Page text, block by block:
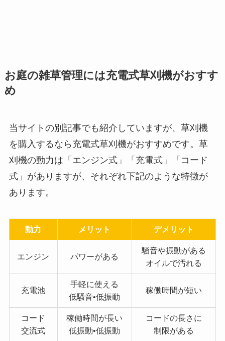
お庭の雑草管理には充電式草刈機がおすす
め
当サイトの別記事でも紹介していますが、草刈機
を購入するなら充電式草刈機がおすすめです。草
刈機の動力は「エンジン式」「充電式」「コード
式」がありますが、それぞれ下記のような特徴が
あります。
動力 メリット デメリット
エンジン パワーがある
騒音や振動がある
オイルで汚れる
充電池
手軽に使える
低騒音•低振動
稼働時間が短い
コード
交流式
稼働時間が長い
低振動•低振動
コードの長さに
制限がある